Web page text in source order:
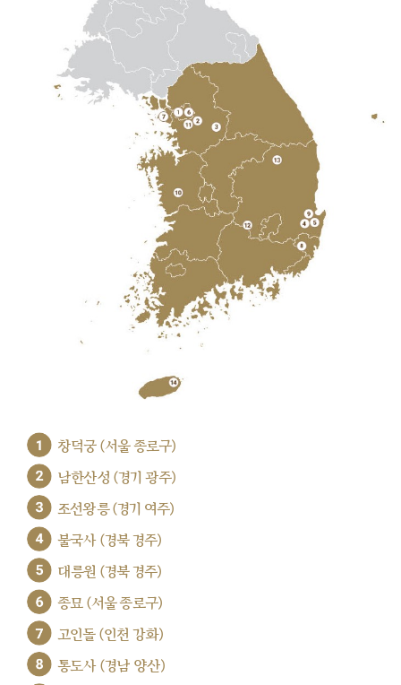
1 창덕궁 (서울 종로구)
2 남한산성 (경기 광주)
3 조선왕릉 (경기 여주)
4 불국사 (경북 경주)
5 대릉원 (경북 경주)
6 종묘 (서울 종로구)
7 고인돌 (인천 강화)
8 통도사 (경남 양산)